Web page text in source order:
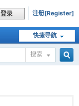
登录 注册[Register]
快捷导航
搜索